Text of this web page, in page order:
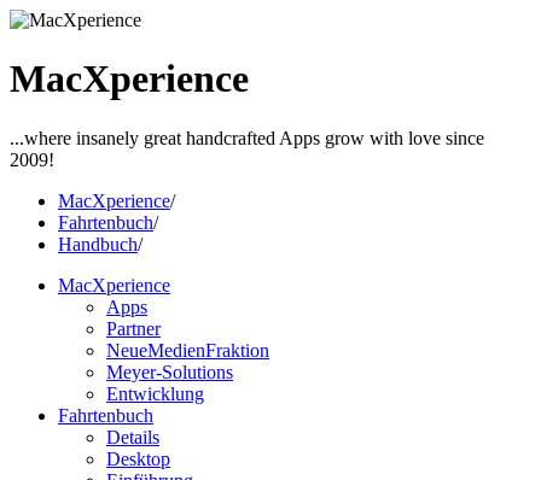
MacXperience
...where insanely great handcrafted Apps grow with love since
2009!
MacXperience/
Fahrtenbuch/
Handbuch/
MacXperience
Apps
Partner
NeueMedienFraktion
Meyer-Solutions
Entwicklung
Fahrtenbuch
Details
Desktop